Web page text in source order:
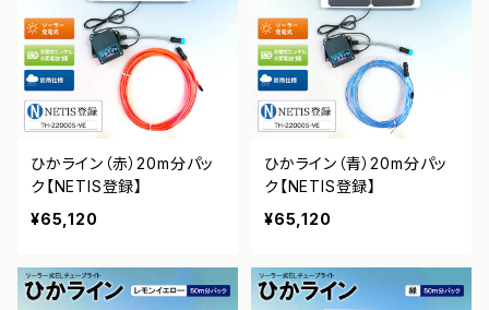
ひかライン（赤）20m分パッ
ク【NETIS登録】
¥65,120
ひかライン（青）20m分パッ
ク【NETIS登録】
¥65,120